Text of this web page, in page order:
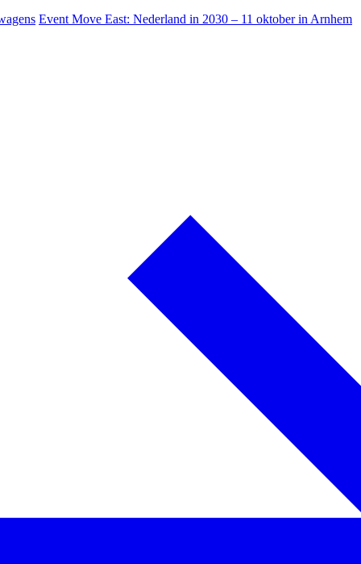
Event Move East: Nederland in 2030 – 11 oktober in Arnhem